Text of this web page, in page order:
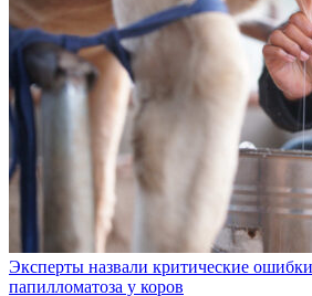
Эксперты назвали критические
папилломатоза у коров